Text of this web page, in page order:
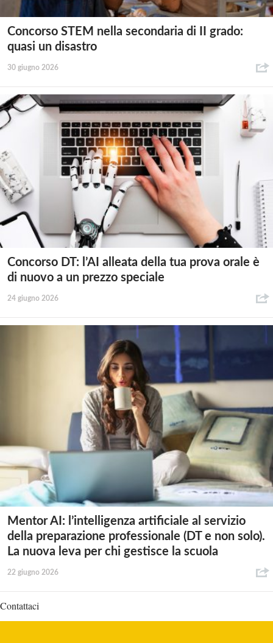
Concorso STEM nella secondaria di II grado:
quasi un disastro
30 giugno 2026
Concorso DT: l’AI alleata della tua prova orale è
di nuovo a un prezzo speciale
24 giugno 2026
Mentor AI: l’intelligenza artificiale al servizio
della preparazione professionale (DT e non solo).
La nuova leva per chi gestisce la scuola
22 giugno 2026
Contattaci